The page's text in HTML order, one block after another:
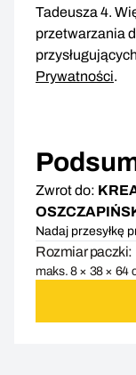
Tadeusza 4.
przetwarzania
Prywatności.
Zwrot do:
Nadaj przesyłkę
Rozmiar paczki:
maks. 8 × 38 × 64